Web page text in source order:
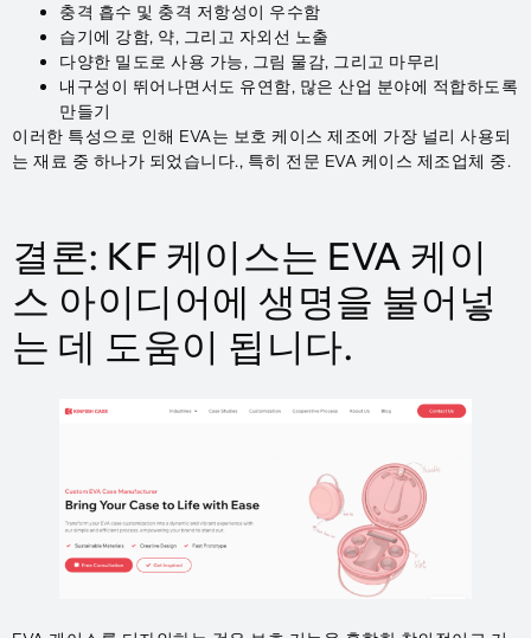
충격 흡수 및 충격 저항성이 우수함
습기에 강함, 약, 그리고 자외선 노출
다양한 밀도로 사용 가능, 그림 물감, 그리고 마무리
내구성이 뛰어나면서도 유연함, 많은 산업 분야에 적합하도록
만들기
이러한 특성으로 인해 EVA는 보호 케이스 제조에 가장 널리 사용되
는 재료 중 하나가 되었습니다., 특히 전문 EVA 케이스 제조업체 중.
결론: KF 케이스는 EVA 케이
스 아이디어에 생명을 불어넣
는 데 도움이 됩니다.